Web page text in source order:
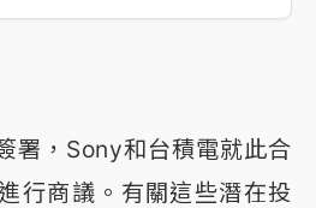
署，Sony和台積電就此合
行商議。有關這些潛在投